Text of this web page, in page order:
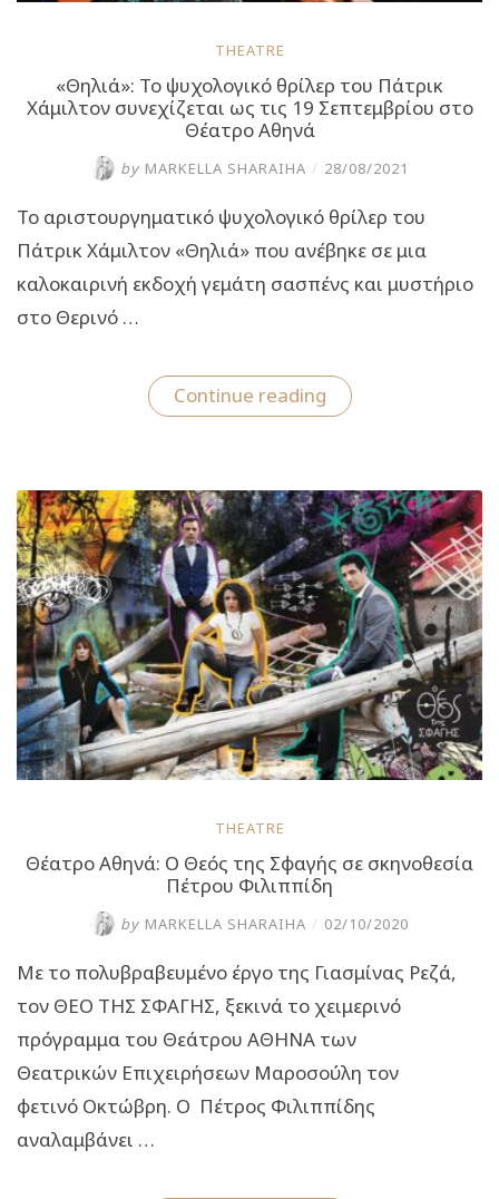
THEATRE
«Θηλιά»: Το ψυχολογικό θρίλερ του Πάτρικ
Χάμιλτον συνεχίζεται ως τις 19 Σεπτεμβρίου στο
Θέατρο Αθηνά
by MARKELLA SHARAIHA / 28/08/2021
Το αριστουργηματικό ψυχολογικό θρίλερ του
Πάτρικ Χάμιλτον «Θηλιά» που ανέβηκε σε μια
καλοκαιρινή εκδοχή γεμάτη σασπένς και μυστήριο
στο Θερινό …
Continue reading“«Θηλιά»:
Το
Πάτρικ
Χάμιλτον
συνεχίζεται
ως
τις
19
Σεπτεμβρίου
στο
Θέατρο
Αθηνά”
THEATRE
Θέατρο Αθηνά: Ο Θεός της Σφαγής σε σκηνοθεσία
Πέτρου Φιλιππίδη
by MARKELLA SHARAIHA / 02/10/2020
Με το πολυβραβευμένο έργο της Γιασμίνας Ρεζά,
τον ΘΕΟ ΤΗΣ ΣΦΑΓΗΣ, ξεκινά το χειμερινό
πρόγραμμα του Θεάτρου ΑΘΗΝΑ των
Θεατρικών Επιχειρήσεων Μαροσούλη τον
φετινό Οκτώβρη. Ο Πέτρος Φιλιππίδης
αναλαμβάνει …